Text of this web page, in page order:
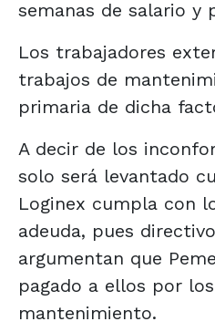
semanas de salario y
Los trabajadores
trabajos de
primaria de dicha
A decir de los
solo será levantado
Loginex cumpla con
adeuda, pues
argumentan que
pagado a ellos por
mantenimiento.